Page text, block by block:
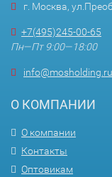
г. Москва,
+7(495)245-00-65
Пн—Пт 9:00—18:00
info@mosholding.ru
О КОМПАНИИ
О компании
Контакты
Оптовикам